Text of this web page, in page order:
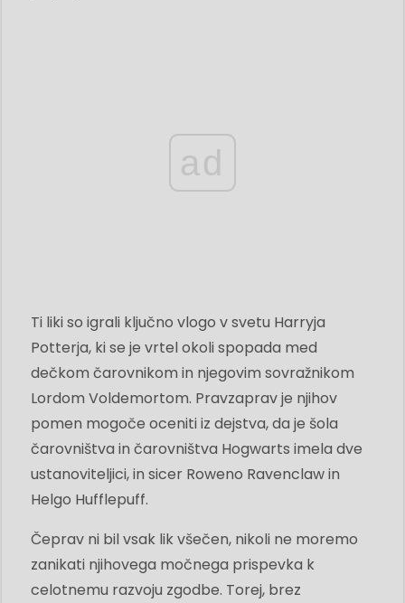
ad
Ti liki so igrali ključno vlogo v svetu Harryja
Potterja, ki se je vrtel okoli spopada med
dečkom čarovnikom in njegovim sovražnikom
Lordom Voldemortom. Pravzaprav je njihov
pomen mogoče oceniti iz dejstva, da je šola
čarovništva in čarovništva Hogwarts imela dve
ustanoviteljici, in sicer Roweno Ravenclaw in
Helgo Hufflepuff.
Čeprav ni bil vsak lik všečen, nikoli ne moremo
zanikati njihovega močnega prispevka k
celotnemu razvoju zgodbe. Torej, brez